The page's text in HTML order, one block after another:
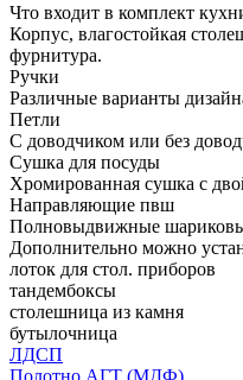
Что входит в комплект
Корпус, влагостойкая
фурнитура.
Ручки
Различные варианты
Петли
С доводчиком или без
Сушка для посуды
Хромированная сушка с
Направляющие пвш
Полновыдвижные
Дополнительно можно
лоток для стол. приборов
тандембоксы
столешница из камня
бутылочница
ЛДСП
Полотно АГТ (МДФ)